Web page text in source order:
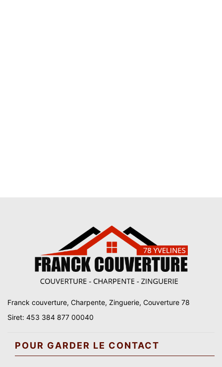
Franck couverture, Charpente, Zinguerie, Couverture 78
Siret: 453 384 877 00040
POUR GARDER LE CONTACT